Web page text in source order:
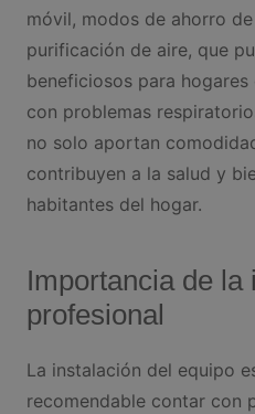
móvil, modos de ahorro
purificación de aire, que
beneficiosos para
con problemas
no solo aportan
contribuyen a la salud y
habitantes del hogar.
Importancia de la
profesional
La instalación del equipo
recomendable contar con